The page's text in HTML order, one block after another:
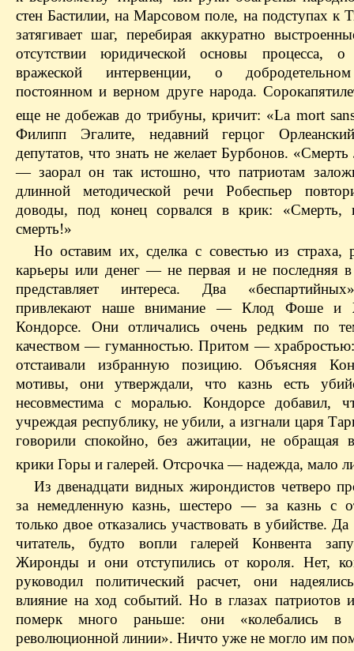
стен Бастилии, на Марсовом поле, на подступах к
затягивает шаг, перебирая аккуратно
отсутствии юридической основы процесса,
вражеской интервенции, о
постоянном и верном друге народа.
еще не добежав до трибуны, кричит: «La mort
Филипп Эгалите, недавний герцог
депутатов, что знать не желает Бурбонов.
— заорал он так истошно, что патриотам
длинной методической речи Робеспьер
доводы, под конец сорвался в крик: «Смерть,
смерть!»
Но оставим их, сделка с совестью из страха,
карьеры или денег — не первая и не последняя
представляет интереса. Два
привлекают наше внимание — Клод Фоше и
Кондорсе. Они отличались очень редким по
качеством — гуманностью. Притом —
отстаивали избранную позицию. Объясняя
мотивы, они утверждали, что казнь есть
несовместима с моралью. Кондорсе добавил,
учреждая республику, не убили, а изгнали царя
говорили спокойно, без ажитации, не обращая
крики Горы и галерей. Отсрочка — надежда, мало
Из двенадцати видных жирондистов четверо
за немедленную казнь, шестеро — за казнь с
только двое отказались участвовать в убийстве.
читатель, будто вопли галерей Конвента
Жиронды и они отступились от короля. Нет,
руководил политический расчет, они
влияние на ход событий. Но в глазах патриотов
померк много раньше: они «колебались в
революционной линии». Ничто уже не могло им